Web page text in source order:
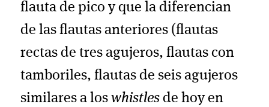
flauta de pico y que la diferencian
de las flautas anteriores (flautas
rectas de tres agujeros, flautas con
tamboriles, flautas de seis agujeros
similares a loswhistles de hoy en